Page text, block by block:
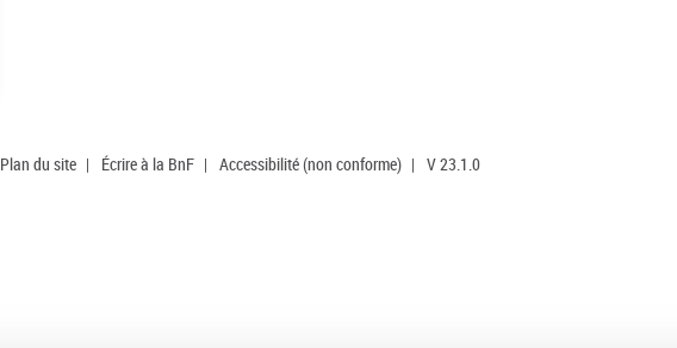
Plan du site | Écrire à la BnF | Accessibilité (non conforme) | V 23.1.0